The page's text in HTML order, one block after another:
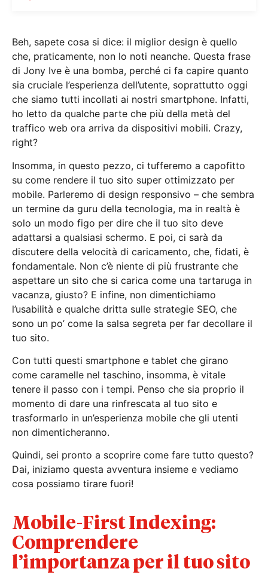
Beh, sapete cosa si dice: il miglior design è quello
che, praticamente, non lo noti neanche. Questa frase
di Jony Ive è una bomba, perché ci fa capire quanto
sia cruciale l’esperienza dell’utente, soprattutto oggi
che siamo tutti incollati ai nostri smartphone. Infatti,
ho letto da qualche parte che più della metà del
traffico web ora arriva da dispositivi mobili. Crazy,
right?
Insomma, in questo pezzo, ci tufferemo a capofitto
su come rendere il tuo sito super ottimizzato per
mobile. Parleremo di design responsivo – che sembra
un termine da guru della tecnologia, ma in realtà è
solo un modo figo per dire che il tuo sito deve
adattarsi a qualsiasi schermo. E poi, ci sarà da
discutere della velocità di caricamento, che, fidati, è
fondamentale. Non c’è niente di più frustrante che
aspettare un sito che si carica come una tartaruga in
vacanza, giusto? E infine, non dimentichiamo
l’usabilità e qualche dritta sulle strategie SEO, che
sono un po’ come la salsa segreta per far decollare il
tuo sito.
Con tutti questi smartphone e tablet che girano
come caramelle nel taschino, insomma, è vitale
tenere il passo con i tempi. Penso che sia proprio il
momento di dare una rinfrescata al tuo sito e
trasformarlo in un’esperienza mobile che gli utenti
non dimenticheranno.
Quindi, sei pronto a scoprire come fare tutto questo?
Dai, iniziamo questa avventura insieme e vediamo
cosa possiamo tirare fuori!
Mobile-First Indexing:
Comprendere
l’importanza per il tuo sito